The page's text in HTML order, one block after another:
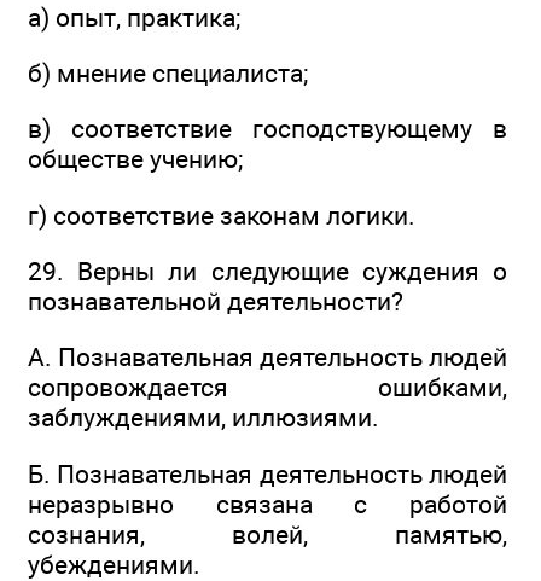
а) опыт, практика;
б) мнение специалиста;
в) соответствие господствующему в
обществе учению;
г) соответствие законам логики.
29. Верны ли следующие суждения о
познавательной деятельности?
А. Познавательная деятельность людей
сопровождается ошибками,
заблуждениями, иллюзиями.
Б. Познавательная деятельность людей
неразрывно связана с работой
сознания, волей, памятью,
убеждениями.